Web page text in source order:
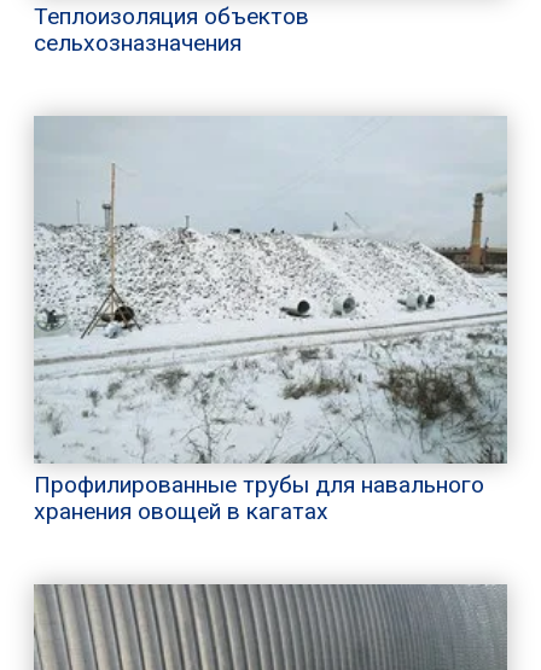
Теплоизоляция объектов
сельхозназначения
Профилированные трубы для навального
хранения овощей в кагатах